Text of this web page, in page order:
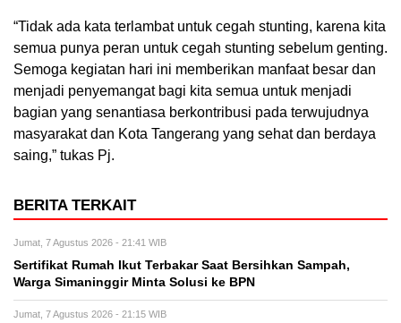
“Tidak ada kata terlambat untuk cegah stunting, karena kita
semua punya peran untuk cegah stunting sebelum genting.
Semoga kegiatan hari ini memberikan manfaat besar dan
menjadi penyemangat bagi kita semua untuk menjadi
bagian yang senantiasa berkontribusi pada terwujudnya
masyarakat dan Kota Tangerang yang sehat dan berdaya
saing,” tukas Pj.
BERITA TERKAIT
Jumat, 7 Agustus 2026 - 21:41 WIB
Sertifikat Rumah Ikut Terbakar Saat Bersihkan Sampah,
Warga Simaninggir Minta Solusi ke BPN
Jumat, 7 Agustus 2026 - 21:15 WIB